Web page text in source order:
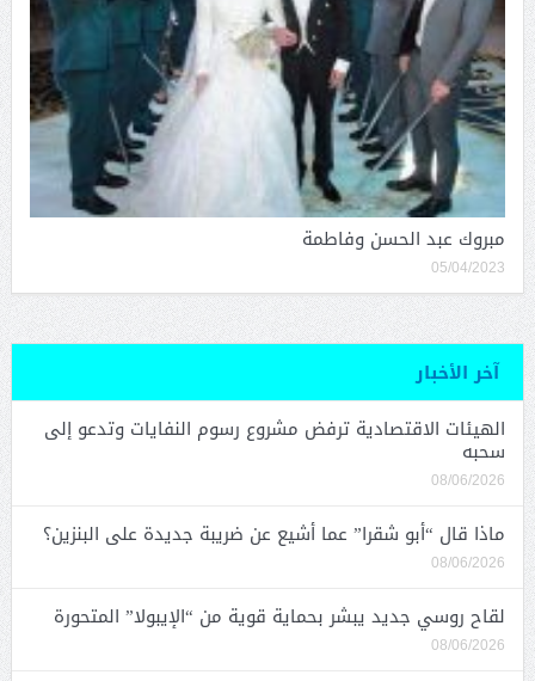
مبروك عبد الحسن وفاطمة
05/04/2023
آخر الأخبار
الهيئات الاقتصادية ترفض مشروع رسوم النفايات وتدعو إلى
سحبه
08/06/2026
ماذا قال “أبو شقرا” عما أشيع عن ضريبة جديدة على البنزين؟
08/06/2026
لقاح روسي جديد يبشر بحماية قوية من “الإيبولا” المتحورة
08/06/2026